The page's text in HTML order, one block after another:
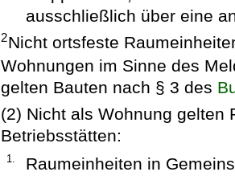
ausschließlich über eine
2Nicht ortsfeste
Wohnungen im Sinne des
gelten Bauten nach § 3 des
(2) Nicht als Wohnung gelten
Betriebsstätten:
1.
Raumeinheiten in